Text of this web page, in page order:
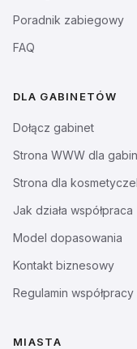
Poradnik zabiegowy
FAQ
DLA GABINETÓW
Dołącz gabinet
Strona WWW dla
Strona dla
Jak działa współpraca
Model dopasowania
Kontakt biznesowy
Regulamin współpracy
MIASTA